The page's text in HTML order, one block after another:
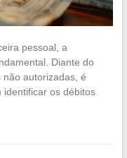
pessoal, a
Diante do
autorizadas, é
identificar os débitos